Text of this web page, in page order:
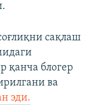
сақлаш
қанча блогер
ва
эди.